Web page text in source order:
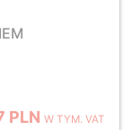
PLNW TYM. VAT